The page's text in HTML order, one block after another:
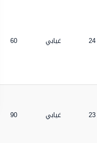
24 غيابي 60
23 غيابي 90